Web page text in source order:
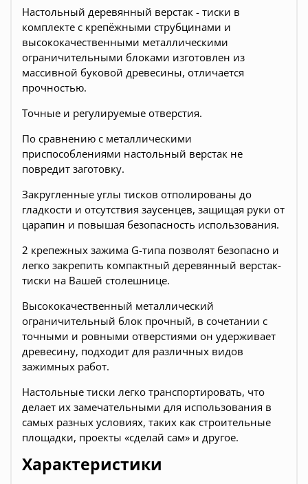
Настольный деревянный верстак - тиски в
комплекте с крепёжными струбцинами и
высококачественными металлическими
ограничительными блоками изготовлен из
массивной буковой древесины, отличается
прочностью.
Точные и регулируемые отверстия.
По сравнению с металлическими
приспособлениями настольный верстак не
повредит заготовку.
Закругленные углы тисков отполированы до
гладкости и отсутствия заусенцев, защищая руки от
царапин и повышая безопасность использования.
2 крепежных зажима G-типа позволят безопасно и
легко закрепить компактный деревянный верстак-
тиски на Вашей столешнице.
Высококачественный металлический
ограничительный блок прочный, в сочетании с
точными и ровными отверстиями он удерживает
древесину, подходит для различных видов
зажимных работ.
Настольные тиски легко транспортировать, что
делает их замечательными для использования в
самых разных условиях, таких как строительные
площадки, проекты «сделай сам» и другое.
Характеристики